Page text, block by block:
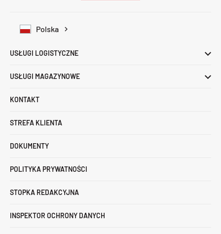
Polska
USŁUGI LOGISTYCZNE
USŁUGI MAGAZYNOWE
KONTAKT
STREFA KLIENTA
DOKUMENTY
POLITYKA PRYWATNOŚCI
STOPKA REDAKCYJNA
INSPEKTOR OCHRONY DANYCH